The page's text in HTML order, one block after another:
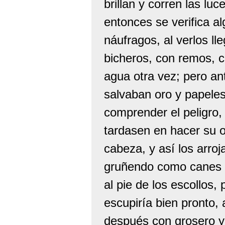
brillan y corren las
entonces se verifica
náufragos, al verlos
bicheros, con remos,
agua otra vez; pero
salvaban oro y
comprender el
tardasen en hacer su
cabeza, y así los
gruñendo como
al pie de los escollos,
escupiría bien pronto,
después con grosero